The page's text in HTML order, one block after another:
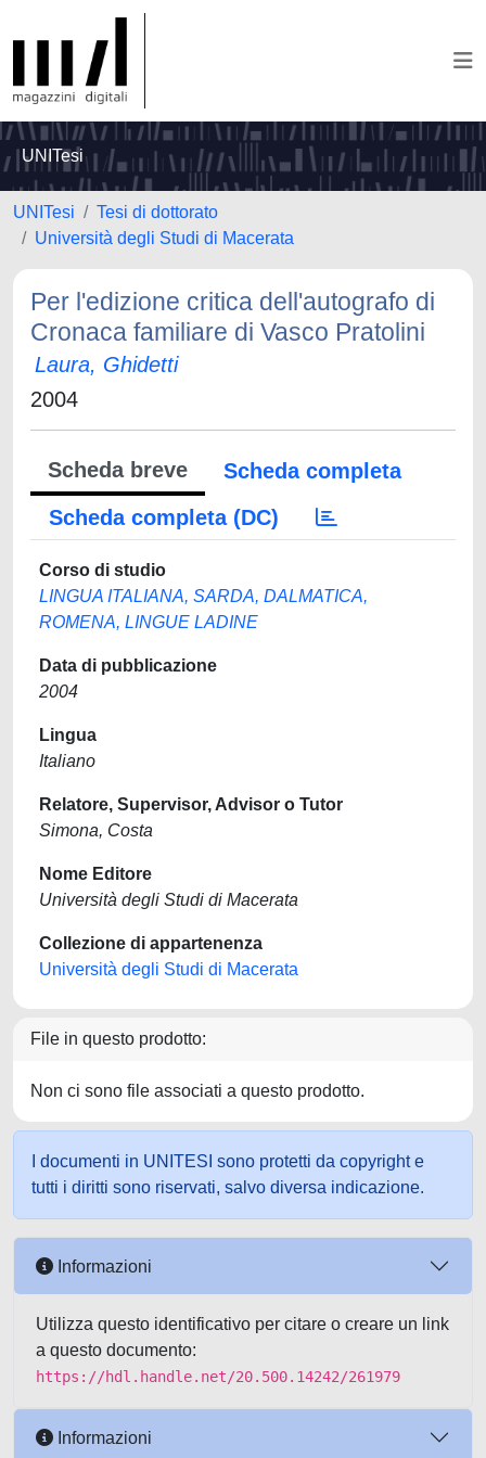
UNITesi
UNITesi
Tesi di dottorato
Università degli Studi di Macerata
Per l'edizione critica dell'autografo di
Cronaca familiare di Vasco Pratolini
Laura, Ghidetti
2004
Scheda breve
Scheda completa
Scheda completa (DC)
Corso di studio
LINGUA ITALIANA, SARDA, DALMATICA,
ROMENA, LINGUE LADINE
Data di pubblicazione
2004
Lingua
Italiano
Relatore, Supervisor, Advisor o Tutor
Simona, Costa
Nome Editore
Università degli Studi di Macerata
Collezione di appartenenza
Università degli Studi di Macerata
File in questo prodotto:
Non ci sono file associati a questo prodotto.
I documenti in UNITESI sono protetti da copyright e
tutti i diritti sono riservati, salvo diversa indicazione.
Informazioni
Utilizza questo identificativo per citare o creare un link
a questo documento:
https://hdl.handle.net/20.500.14242/261979
Informazioni